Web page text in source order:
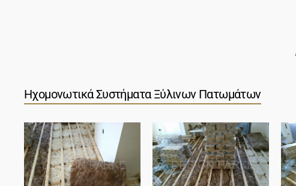
Ηχομονωτικά Συστήματα Ξύλινων Πατωμάτων